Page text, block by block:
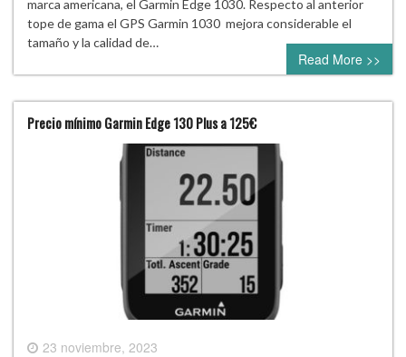
marca americana, el Garmin Edge 1030. Respecto al anterior
tope de gama el GPS Garmin 1030 mejora considerable el
tamaño y la calidad de…
Read More >>
Precio mínimo Garmin Edge 130 Plus a 125€
23 noviembre, 2023